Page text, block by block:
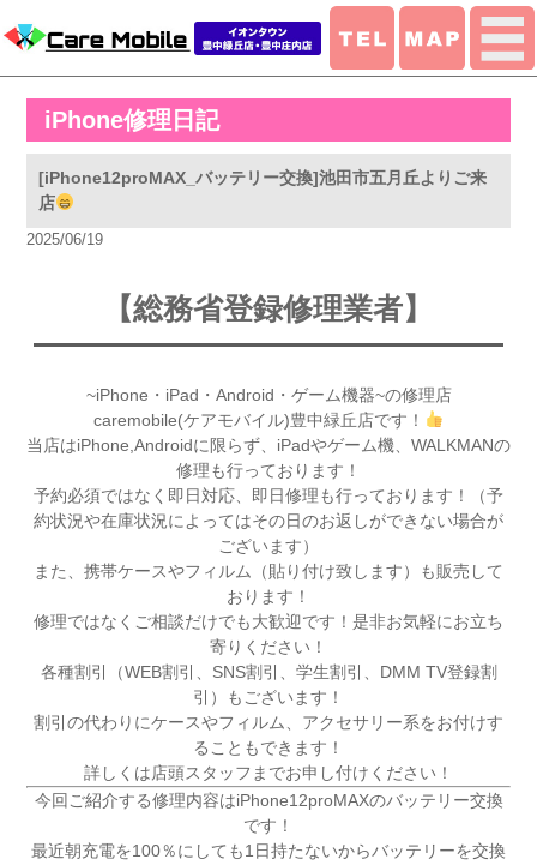
iPhone修理日記
[iPhone12proMAX_バッテリー交換]池田市五月丘よりご来
店
2025/06/19
【総務省登録修理業者】
~iPhone・iPad・Android・ゲーム機器~の修理店
caremobile(ケアモバイル)豊中緑丘店です！
当店はiPhone,Androidに限らず、iPadやゲーム機、WALKMANの
修理も行っております！
予約必須ではなく即日対応、即日修理も行っております！（予
約状況や在庫状況によってはその日のお返しができない場合が
ございます）
また、携帯ケースやフィルム（貼り付け致します）も販売して
おります！
修理ではなくご相談だけでも大歓迎です！是非お気軽にお立ち
寄りください！
各種割引（WEB割引、SNS割引、学生割引、DMM TV登録割
引）もございます！
割引の代わりにケースやフィルム、アクセサリー系をお付けす
ることもできます！
詳しくは店頭スタッフまでお申し付けください！
今回ご紹介する修理内容はiPhone12proMAXのバッテリー交換
です！
最近朝充電を100％にしても1日持たないからバッテリーを交換